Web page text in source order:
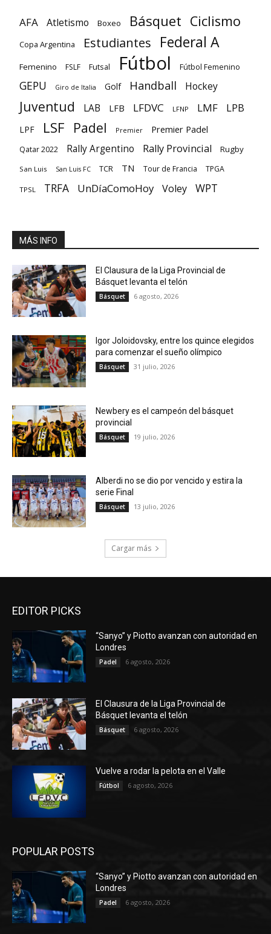
AFA Atletismo Boxeo Básquet Ciclismo
Copa Argentina Estudiantes Federal A
Femenino FSLF Futsal Fútbol Fútbol Femenino
GEPU Giro de Italia Golf Handball Hockey
Juventud LAB LFB LFDVC LFNP LMF LPB
LPF LSF Padel Premier Premier Padel
Qatar 2022 Rally Argentino Rally Provincial Rugby
San Luis San Luis FC TCR TN Tour de Francia TPGA
TPSL TRFA UnDíaComoHoy Voley WPT
MÁS INFO
El Clausura de la Liga Provincial de
Básquet levanta el telón
Básquet 6 agosto, 2026
Igor Joloidovsky, entre los quince elegidos
para comenzar el sueño olímpico
Básquet 31 julio, 2026
Newbery es el campeón del básquet
provincial
Básquet 19 julio, 2026
Alberdi no se dio por vencido y estira la
serie Final
Básquet 13 julio, 2026
Cargar más
EDITOR PICKS
“Sanyo” y Piotto avanzan con autoridad en
Londres
Padel 6 agosto, 2026
El Clausura de la Liga Provincial de
Básquet levanta el telón
Básquet 6 agosto, 2026
Vuelve a rodar la pelota en el Valle
Fútbol 6 agosto, 2026
POPULAR POSTS
“Sanyo” y Piotto avanzan con autoridad en
Londres
Padel 6 agosto, 2026